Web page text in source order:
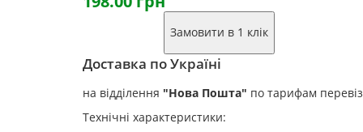
Замовити в 1 клік
Доставка по Україні
на відділення "Нова Пошта" по тарифам
Технічні характеристики: